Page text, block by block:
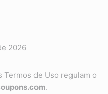
2026
Termos de Uso regulam o
.